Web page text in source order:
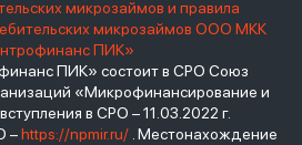
микрозаймов и правила
микрозаймов ООО МКК
ПИК»
ПИК» состоит в СРО Союз
«Микрофинансирование и
в СРО – 11.03.2022 г.
–https://npmir.ru/. Местонахождение